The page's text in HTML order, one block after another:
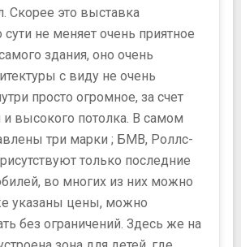
Скорее это выставка
не меняет очень приятное
здания, оно очень
с виду не очень
просто огромное, за счет
и высокого потолка. В самом
три марки ; БМВ, Роллс-
только последние
во многих из них можно
указаны цены, можно
без ограничений. Здесь же на